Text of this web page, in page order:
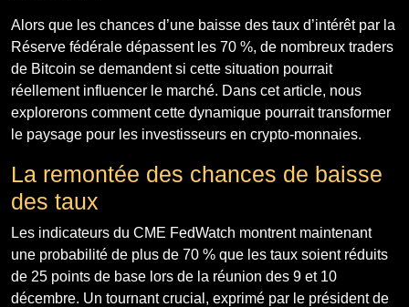
Alors que les chances d’une baisse des taux d’intérêt par la
Réserve fédérale dépassent les 70 %, de nombreux traders
de Bitcoin se demandent si cette situation pourrait
réellement influencer le marché. Dans cet article, nous
explorerons comment cette dynamique pourrait transformer
le paysage pour les investisseurs en crypto-monnaies.
La remontée des chances de baisse
des taux
Les indicateurs du CME FedWatch montrent maintenant
une probabilité de plus de 70 % que les taux soient réduits
de 25 points de base lors de la réunion des 9 et 10
décembre. Un tournant crucial, exprimé par le président de